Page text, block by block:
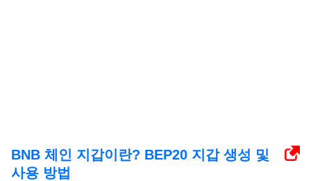
BNB 체인 지갑이란? BEP20 지갑 생성 및
사용 방법